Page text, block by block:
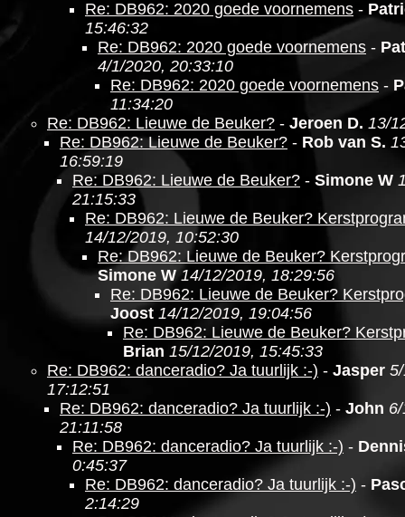
Re: DB962: 2020 goede voornemens -
15:46:32
Re: DB962: 2020 goede voornemens -
4/1/2020, 20:33:10
Re: DB962: 2020 goede voornemens -
11:34:20
Re: DB962: Lieuwe de Beuker? - Jeroen D. 13/
Re: DB962: Lieuwe de Beuker? - Rob van S.
16:59:19
Re: DB962: Lieuwe de Beuker? - Simone W
21:15:33
Re: DB962: Lieuwe de Beuker?
14/12/2019, 10:52:30
Re: DB962: Lieuwe de Beuker?
Simone W 14/12/2019, 18:29:56
Re: DB962: Lieuwe de Beuker?
Joost 14/12/2019, 19:04:56
Re: DB962: Lieuwe de Beuker?
Brian 15/12/2019, 15:45:33
Re: DB962: danceradio? Ja tuurlijk :-) - Jasper
17:12:51
Re: DB962: danceradio? Ja tuurlijk :-) - John
21:11:58
Re: DB962: danceradio? Ja tuurlijk :-) -
0:45:37
Re: DB962: danceradio? Ja tuurlijk :-) -
2:14:29